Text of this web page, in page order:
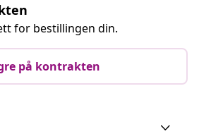
for bestillingen din.
på kontrakten